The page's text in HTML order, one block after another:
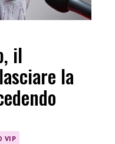
il
la
VIP